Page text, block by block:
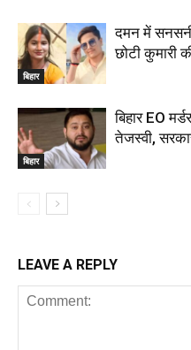
बिहार
दमन में
छोटी कुमारी
बिहार
बिहार EO
तेजस्वी,
LEAVE A REPLY